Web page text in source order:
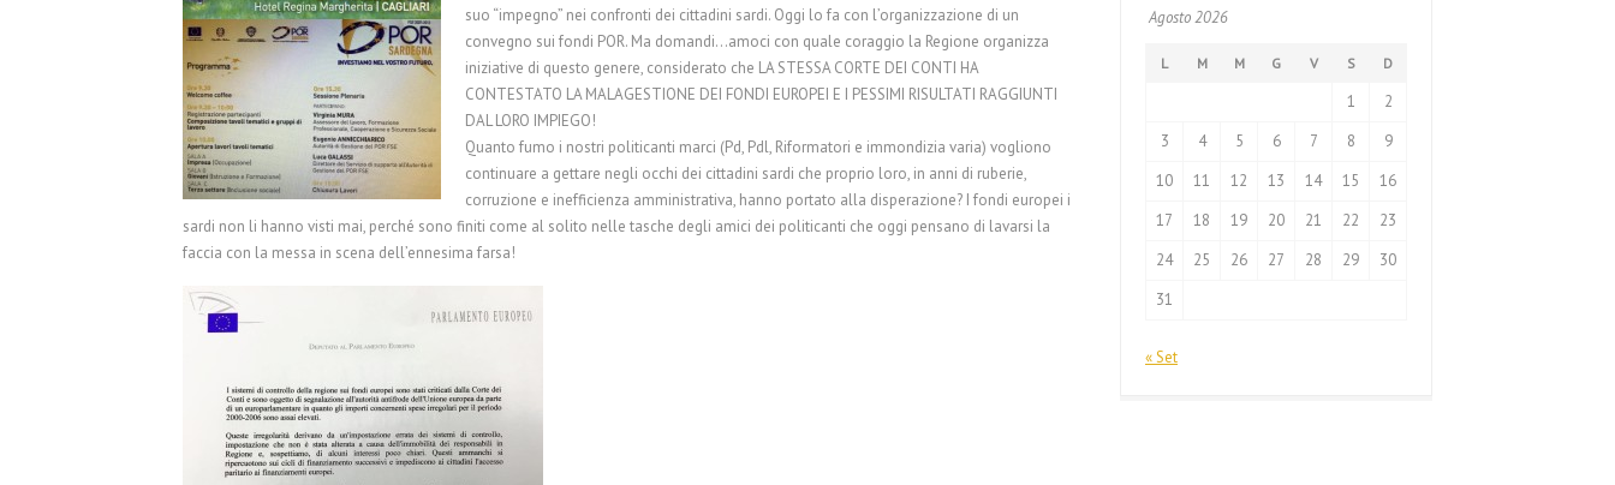
suo “impegno” nei confronti dei cittadini sardi. Oggi lo fa con l’organizzazione di un
convegno sui fondi POR. Ma domandi…amoci con quale coraggio la Regione organizza
iniziative di questo genere, considerato che LA STESSA CORTE DEI CONTI HA
CONTESTATO LA MALAGESTIONE DEI FONDI EUROPEI E I PESSIMI RISULTATI RAGGIUNTI
DAL LORO IMPIEGO!
Quanto fumo i nostri politicanti marci (Pd, Pdl, Riformatori e immondizia varia) vogliono
continuare a gettare negli occhi dei cittadini sardi che proprio loro, in anni di ruberie,
corruzione e inefficienza amministrativa, hanno portato alla disperazione? I fondi europei i
sardi non li hanno visti mai, perché sono finiti come al solito nelle tasche degli amici dei politicanti che oggi pensano di lavarsi la
faccia con la messa in scena dell’ennesima farsa!
Agosto 2026
L M M G V S D
1
2
3
4 5 6 7 8
9
10
11 12 13 14 15
16
17
18 19 20 21 22
23
24
25 26 27 28 29
30
31
« Set